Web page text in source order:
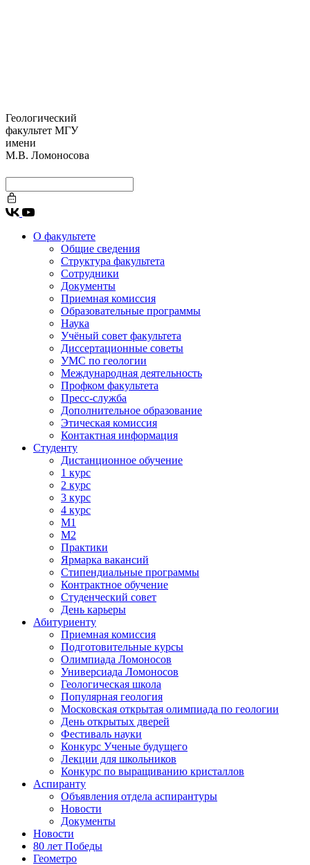
Геологический
факультет МГУ
имени
М.В. Ломоносова
О факультете
Общие сведения
Структура факультета
Сотрудники
Документы
Приемная комиссия
Образовательные программы
Наука
Учёный совет факультета
Диссертационные советы
УМС по геологии
Международная деятельность
Профком факультета
Пресс-служба
Дополнительное образование
Этическая комиссия
Контактная информация
Студенту
Дистанционное обучение
1 курс
2 курс
3 курс
4 курс
М1
М2
Практики
Ярмарка вакансий
Стипендиальные программы
Контрактное обучение
Студенческий совет
День карьеры
Абитуриенту
Приемная комиссия
Подготовительные курсы
Олимпиада Ломоносов
Универсиада Ломоносов
Геологическая школа
Популярная геология
Московская открытая олимпиада по геологии
День открытых дверей
Фестиваль науки
Конкурс Ученые будущего
Лекции для школьников
Конкурс по выращиванию кристаллов
Аспиранту
Объявления отдела аспирантуры
Новости
Документы
Новости
80 лет Победы
Геометро